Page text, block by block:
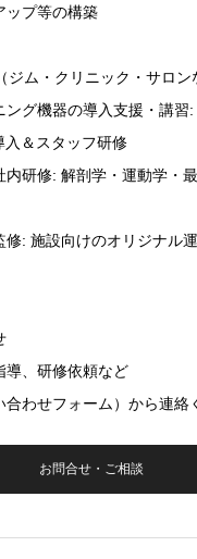
ップ等の構築
ム・クリニック・サロン
ング機器の導入支援・講習
＆スタッフ研修
内研修: 解剖学・運動学・
修: 施設向けのオリジナル
導、研修依頼など
わせフォーム）から連絡
お問合せ・ご相談